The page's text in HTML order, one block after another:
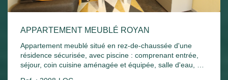
APPARTEMENT MEUBLÉ ROYAN
Appartement meublé situé en rez-de-chaussée d'une
résidence sécurisée, avec piscine : comprenant entrée,
séjour, coin cuisine aménagée et équipée, salle d'eau, wc,